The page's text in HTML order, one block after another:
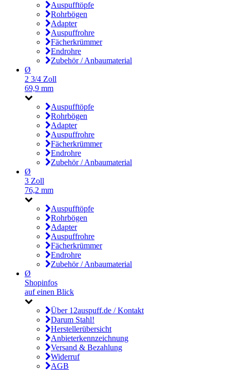
Auspufftöpfe
Rohrbögen
Adapter
Auspuffrohre
Fächerkrümmer
Endrohre
Zubehör / Anbaumaterial
Ø
2 3/4 Zoll
69,9 mm
Auspufftöpfe
Rohrbögen
Adapter
Auspuffrohre
Fächerkrümmer
Endrohre
Zubehör / Anbaumaterial
Ø
3 Zoll
76,2 mm
Auspufftöpfe
Rohrbögen
Adapter
Auspuffrohre
Fächerkrümmer
Endrohre
Zubehör / Anbaumaterial
Ø
Shopinfos
auf einen Blick
Über 12auspuff.de / Kontakt
Darum Stahl!
Herstellerübersicht
Anbieterkennzeichnung
Versand & Bezahlung
Widerruf
AGB